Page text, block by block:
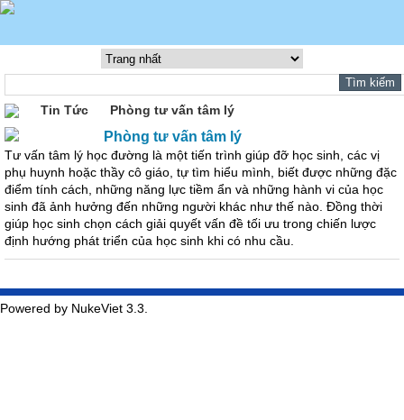
Tin Tức Phòng tư vấn tâm lý
Phòng tư vấn tâm lý
Tư vấn tâm lý học đường là một tiến trình giúp đỡ học sinh, các vị
phụ huynh hoặc thầy cô giáo, tự tìm hiểu mình, biết được những đặc
điểm tính cách, những năng lực tiềm ẩn và những hành vi của học
sinh đã ảnh hưởng đến những người khác như thế nào. Đồng thời
giúp học sinh chọn cách giải quyết vấn đề tối ưu trong chiến lược
định hướng phát triển của học sinh khi có nhu cầu.
Powered by NukeViet 3.3.